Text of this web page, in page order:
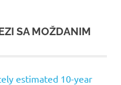
SA MOŽDANIM
estimated 10-year